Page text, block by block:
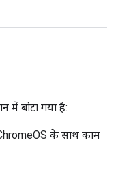
में बांटा गया है:
के साथ काम